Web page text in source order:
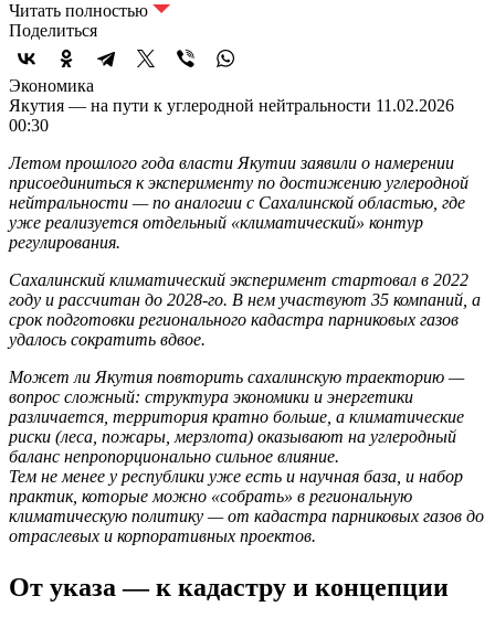
Читать полностью
Поделиться
Экономика
Якутия — на пути к углеродной нейтральности 11.02.2026
00:30
Летом прошлого года власти Якутии заявили о намерении
присоединиться к эксперименту по достижению углеродной
нейтральности — по аналогии с Сахалинской областью, где
уже реализуется отдельный «климатический» контур
регулирования.
Сахалинский климатический эксперимент стартовал в 2022
году и рассчитан до 2028-го. В нем участвуют 35 компаний, а
срок подготовки регионального кадастра парниковых газов
удалось сократить вдвое.
Может ли Якутия повторить сахалинскую траекторию —
вопрос сложный: структура экономики и энергетики
различается, территория кратно больше, а климатические
риски (леса, пожары, мерзлота) оказывают на углеродный
баланс непропорционально сильное влияние.
Тем не менее у республики уже есть и научная база, и набор
практик, которые можно «собрать» в региональную
климатическую политику — от кадастра парниковых газов до
отраслевых и корпоративных проектов.
От указа — к кадастру и концепции